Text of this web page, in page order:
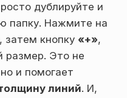
дублируйте и
папку. Нажмите на
затем кнопку «+»,
размер. Это не
и помогает
линий. И,